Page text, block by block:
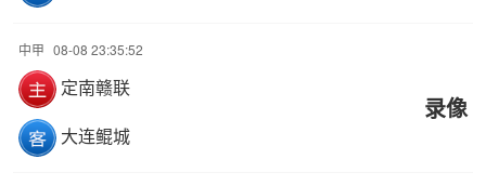
中甲 08-08 23:35:52
定南赣联
大连鲲城
录像